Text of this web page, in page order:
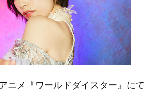
ニメ『ワールドダイスター』にて